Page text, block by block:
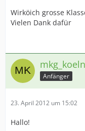
Wirköich grosse
Vielen Dank dafür
mkg_koeln
Anfänger
23. April 2012 um 15:02
Hallo!